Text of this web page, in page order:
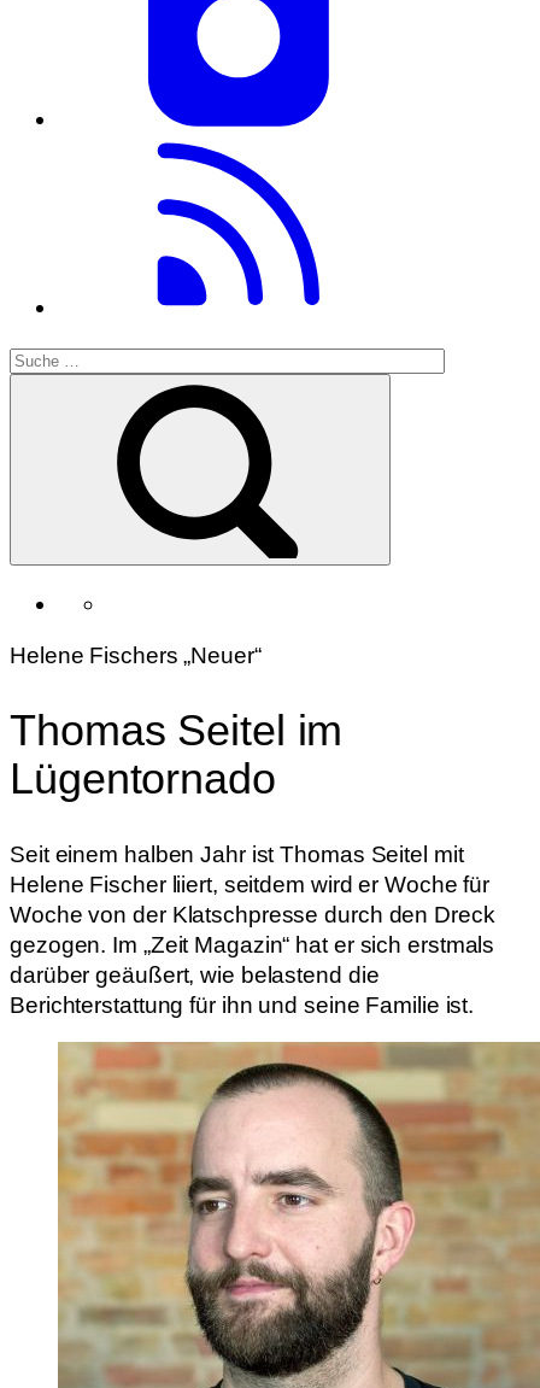
Helene Fischers „Neuer“
Thomas Seitel im
Lügentornado
Seit einem halben Jahr ist Thomas Seitel mit
Helene Fischer liiert, seitdem wird er Woche für
Woche von der Klatschpresse durch den Dreck
gezogen. Im „Zeit Magazin“ hat er sich erstmals
darüber geäußert, wie belastend die
Berichterstattung für ihn und seine Familie ist.